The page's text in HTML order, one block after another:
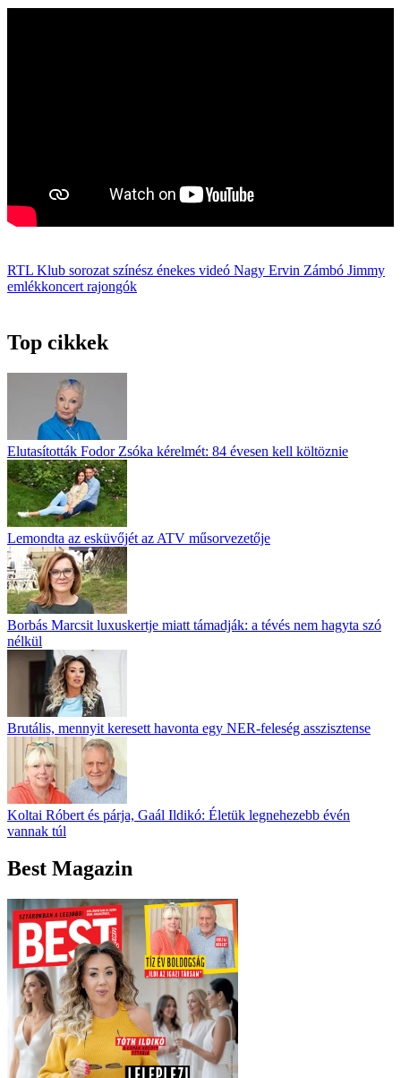
RTL Klub sorozat színész énekes videó Nagy Ervin Zámbó Jimmy
emlékkoncert rajongók
Top cikkek
Elutasították Fodor Zsóka kérelmét: 84 évesen kell költöznie
Lemondta az esküvőjét az ATV műsorvezetője
Borbás Marcsit luxuskertje miatt támadják: a tévés nem hagyta szó
nélkül
Brutális, mennyit keresett havonta egy NER-feleség asszisztense
Koltai Róbert és párja, Gaál Ildikó: Életük legnehezebb évén
vannak túl
Best Magazin